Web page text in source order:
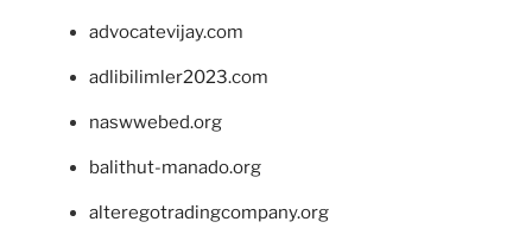
advocatevijay.com
adlibilimler2023.com
naswwebed.org
balithut-manado.org
alteregotradingcompany.org